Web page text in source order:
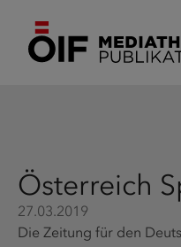
Österreich
27.03.2019
Die Zeitung für den